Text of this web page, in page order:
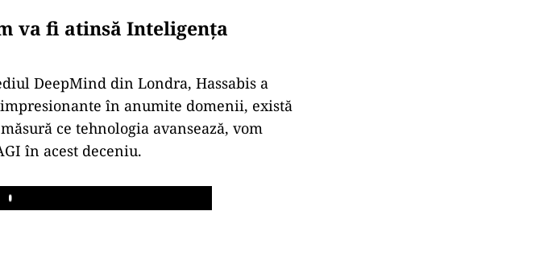
va fi atinsă Inteligența
DeepMind din Londra, Hassabis a
în anumite domenii, există
ce tehnologia avansează, vom
în acest deceniu.
Play